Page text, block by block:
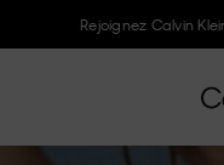
Rejoignez Calvin